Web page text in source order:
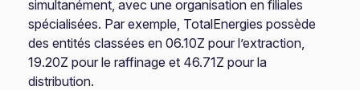
simultanément, avec une organisation en filiales
spécialisées. Par exemple, TotalEnergies possède
des entités classées en 06.10Z pour l’extraction,
19.20Z pour le raffinage et 46.71Z pour la
distribution.